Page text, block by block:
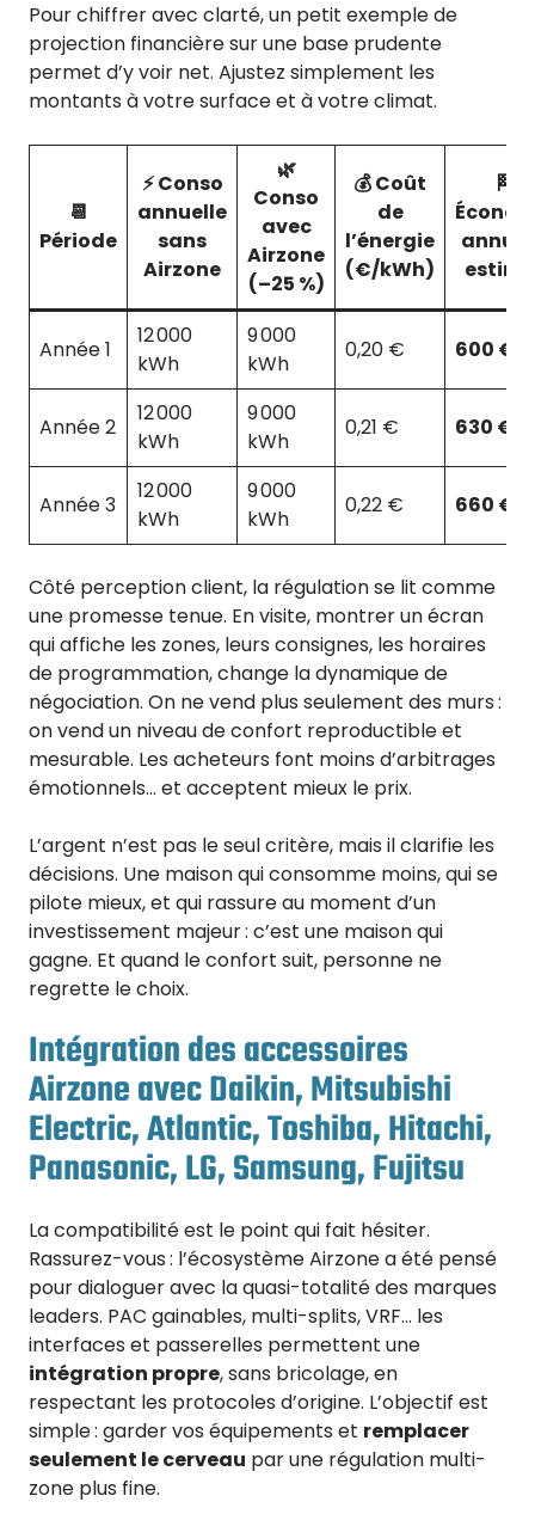
Pour chiffrer avec clarté, un petit exemple de
projection financière sur une base prudente
permet d’y voir net. Ajustez simplement les
montants à votre surface et à votre climat.
📆
Période
⚡ Conso
annuelle
sans
Airzone
🌿
Conso
avec
Airzone
(–25 %)
💰 Coût
de
l’énergie
(€/kWh)
🏁
Année 1
12 000
kWh
9 000
kWh
0,20 € 600 €
Année 2
12 000
kWh
9 000
kWh
0,21 € 630 €
Année 3
12 000
kWh
9 000
kWh
0,22 € 660 €
Côté perception client, la régulation se lit comme
une promesse tenue. En visite, montrer un écran
qui affiche les zones, leurs consignes, les horaires
de programmation, change la dynamique de
négociation. On ne vend plus seulement des murs :
on vend un niveau de confort reproductible et
mesurable. Les acheteurs font moins d’arbitrages
émotionnels… et acceptent mieux le prix.
L’argent n’est pas le seul critère, mais il clarifie les
décisions. Une maison qui consomme moins, qui se
pilote mieux, et qui rassure au moment d’un
investissement majeur : c’est une maison qui
gagne. Et quand le confort suit, personne ne
regrette le choix.
Intégration des accessoires
Airzone avec Daikin, Mitsubishi
Electric, Atlantic, Toshiba, Hitachi,
Panasonic, LG, Samsung, Fujitsu
La compatibilité est le point qui fait hésiter.
Rassurez-vous : l’écosystème Airzone a été pensé
pour dialoguer avec la quasi-totalité des marques
leaders. PAC gainables, multi-splits, VRF… les
interfaces et passerelles permettent une
intégration propre, sans bricolage, en
respectant les protocoles d’origine. L’objectif est
simple : garder vos équipements et remplacer
seulement le cerveau par une régulation multi-
zone plus fine.